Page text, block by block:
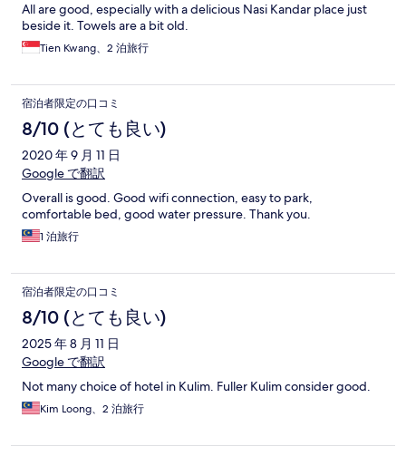
All are good, especially with a delicious Nasi Kandar place just
beside it. Towels are a bit old.
Tien Kwang、2 泊旅行
宿泊者限定の口コミ
8/10 (とても良い)
2020 年 9 月 11 日
Google で翻訳
Overall is good. Good wifi connection, easy to park,
comfortable bed, good water pressure. Thank you.
1 泊旅行
宿泊者限定の口コミ
8/10 (とても良い)
2025 年 8 月 11 日
Google で翻訳
Not many choice of hotel in Kulim. Fuller Kulim consider good.
Kim Loong、2 泊旅行